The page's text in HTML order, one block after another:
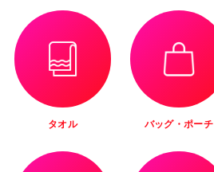
タオル バッグ・ポーチ